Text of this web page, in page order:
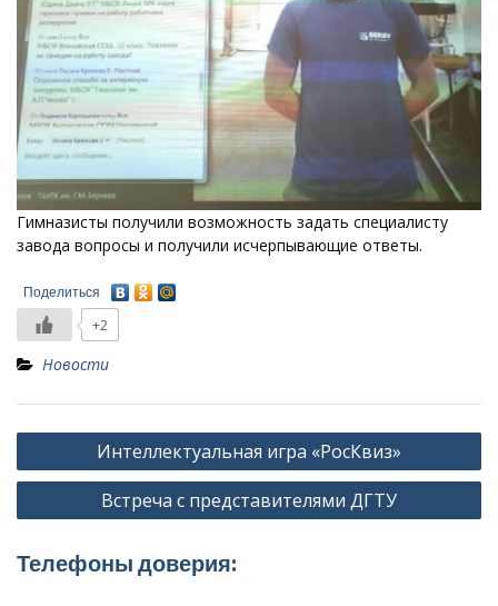
Гимназисты получили возможность задать специалисту
завода вопросы и получили исчерпывающие ответы.
Поделиться
+2
Новости
Навигация
по
Интеллектуальная игра «РосКвиз»
Встреча с представителями ДГТУ
Телефоны доверия: